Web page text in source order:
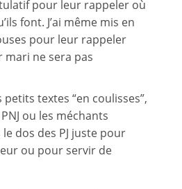
pour leur rappeler où
font. J’ai même mis en
pour leur rappeler
mari ne sera pas
petits textes “en coulisses”,
ou les méchants
dos des PJ juste pour
ou pour servir de